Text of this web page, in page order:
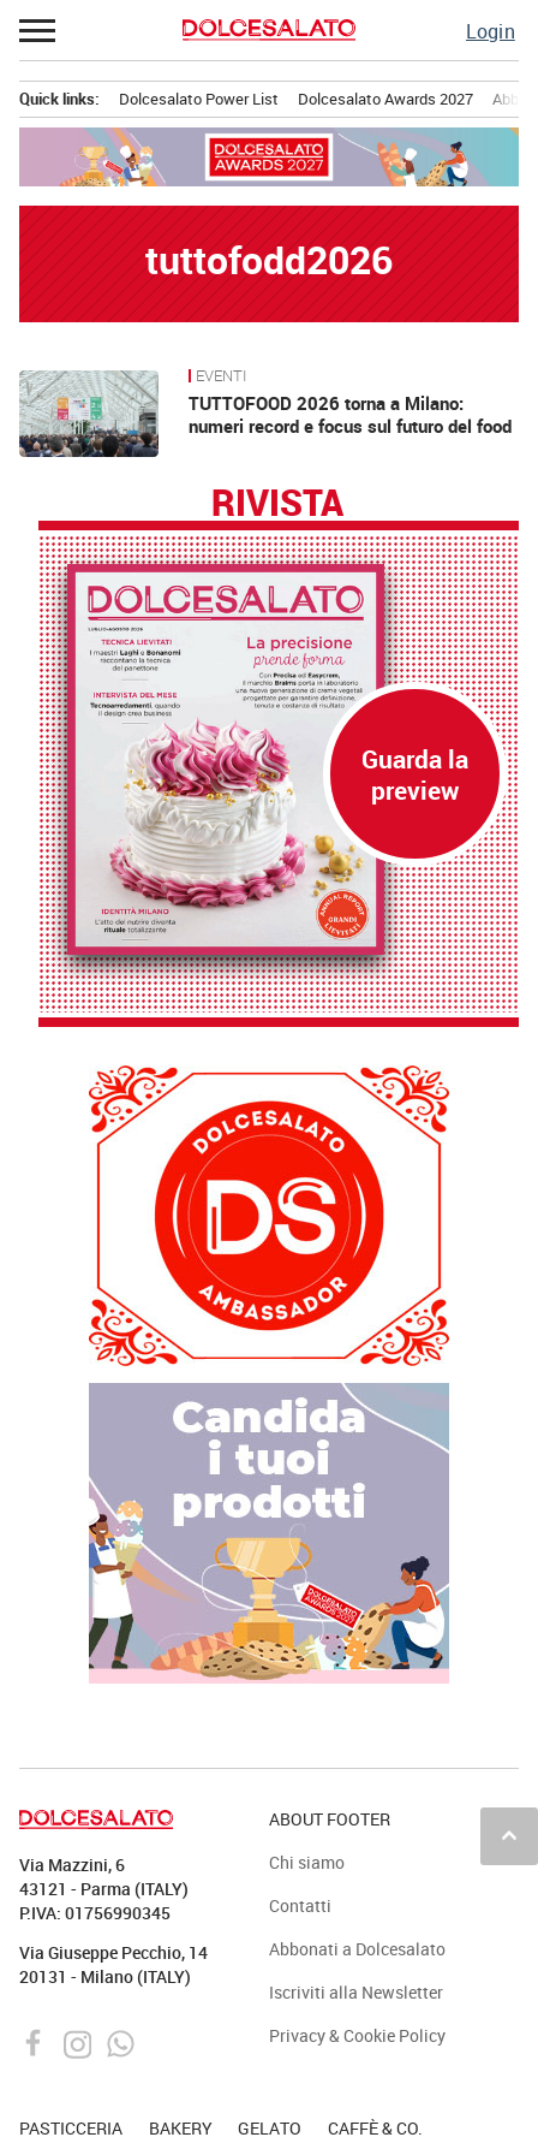
Passa
al
Login
principale
Quick links: Dolcesalato Power List Dolcesalato Awards 2027
tuttofodd2026
News EVENTI
TUTTOFOOD 2026 torna a Milano:
numeri record e focus sul futuro del food
RIVISTA
keyboard_arrow_up
Via Mazzini, 6
43121 - Parma (ITALY)
P.IVA: 01756990345
Via Giuseppe Pecchio, 14
20131 - Milano (ITALY)
ABOUT FOOTER
Chi siamo
Contatti
Abbonati a Dolcesalato
Iscriviti alla Newsletter
Privacy & Cookie Policy
PASTICCERIA BAKERY GELATO CAFFÈ & CO.